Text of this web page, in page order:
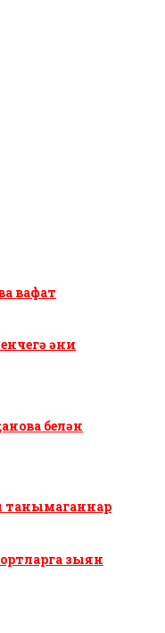
вафат
әни
белән
танымаганнар
зыян